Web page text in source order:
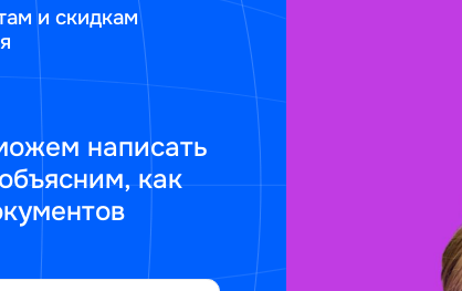
и скидкам
написать
как